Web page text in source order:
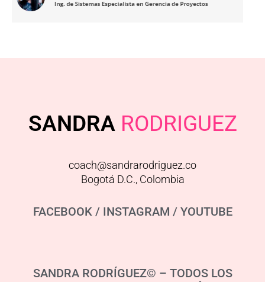
SANDRA RODRIGUEZ
coach@sandrarodriguez.co
Bogotá D.C., Colombia
FACEBOOK/ INSTAGRAM / YOUTUBE
SANDRA RODRÍGUEZ© – TODOS LOS